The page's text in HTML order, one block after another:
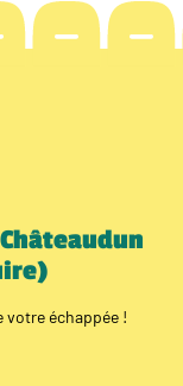
échappée !